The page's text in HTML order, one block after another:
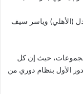
(الأهلي) وياسر سيف
البطولة توزيع الـ 32 منتخبا على 8 مجموعات، حيث إن كل
الدور الأول بنظام دوري من